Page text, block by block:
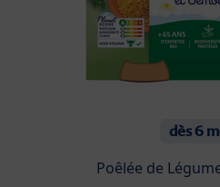
dès 6
Poêlée de